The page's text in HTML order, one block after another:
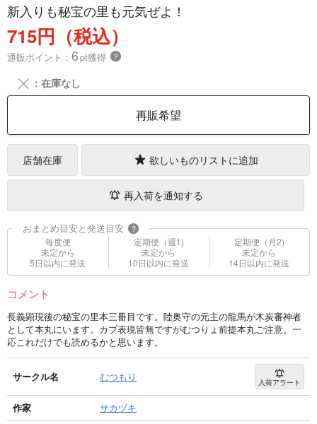
新入りも秘宝の里も元気ぜよ！
715円（税込）
通販ポイント： 6pt獲得 ？
╳ ：在庫なし
再販希望
店舗在庫 欲しいものリストに追加
再入荷を通知する
おまとめ目安と発送目安 ?
毎度便
未定から
5日以内に発送
定期便（週1)
未定から
10日以内に発送
定期便（月2)
未定から
14日以内に発送
コメント
長義顕現後の秘宝の里本三冊目です。陸奥守の元主の龍馬が木炭審神者
として本丸にいます。カプ表現皆無ですがむつりょ前提本丸ご注意。一
応これだけでも読めるかと思います。
サークル名 むつもり 入荷アラート
作家
サカヅキ